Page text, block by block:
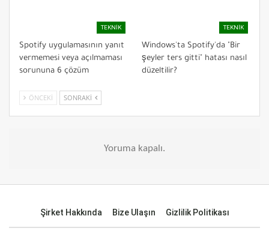
TEKNIK
Spotify uygulamasının yanıt
vermemesi veya açılmaması
sorununa 6 çözüm
TEKNIK
Windows'ta Spotify'da "Bir
şeyler ters gitti" hatası nasıl
düzeltilir?
ÖNCEKI SONRAKI
Yoruma kapalı.
Şirket Hakkında Bize Ulaşın Gizlilik Politikası